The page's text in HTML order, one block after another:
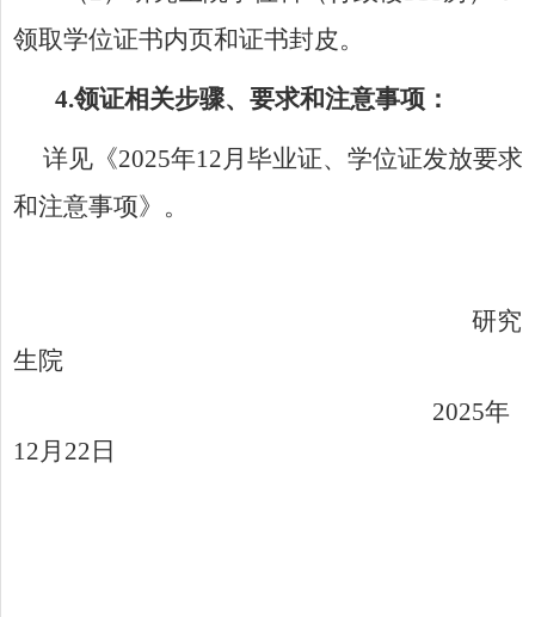
领取学位证书内页和证书封皮。
4.领证相关步骤、要求和注意事项：
详见 《2025年12月毕业证、学位证发放要求
和注意事项》 。
研究
生院
2025年
12月 22 日